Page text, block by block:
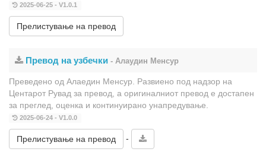
2025-06-25 - V1.0.1
Прелистување на превод
Превод на узбечки - Алаудин Менсур
Преведено од Алаедин Менсур. Развиено под надзор на
Центарот Рувад за превод, а оригиналниот превод е достапен
за преглед, оценка и континуирано унапредување.
2025-06-24 - V1.0.0
Прелистување на превод -